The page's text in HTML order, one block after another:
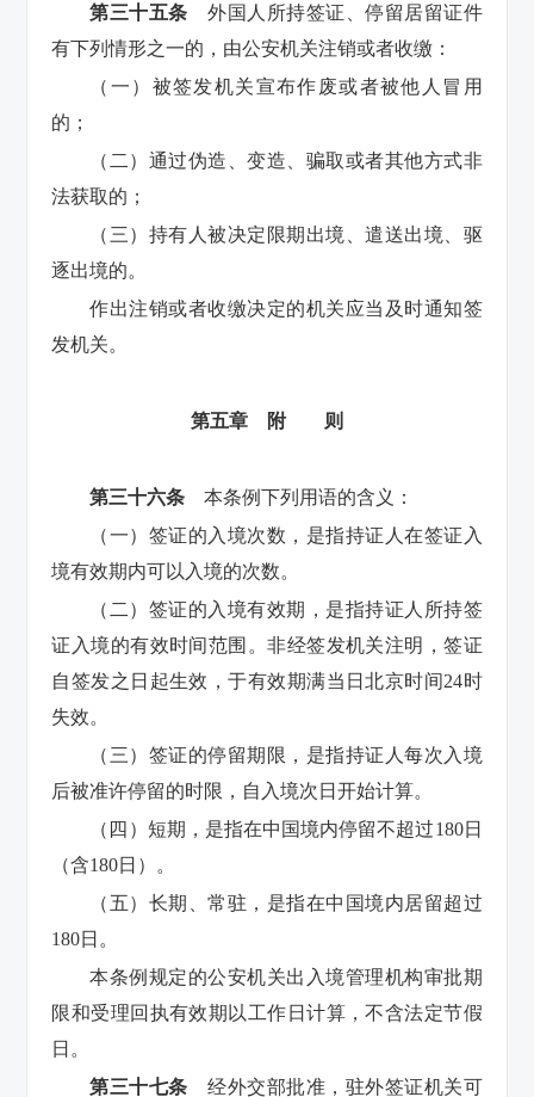
第三十五条 外国人所持签证、停留居留证件
有下列情形之一的，由公安机关注销或者收缴：
（一）被签发机关宣布作废或者被他人冒用
的；
（二）通过伪造、变造、骗取或者其他方式非
法获取的；
（三）持有人被决定限期出境、遣送出境、驱
逐出境的。
作出注销或者收缴决定的机关应当及时通知签
发机关。
第五章 附 则
第三十六条本条例下列用语的含义：
（一）签证的入境次数，是指持证人在签证入
境有效期内可以入境的次数。
（二）签证的入境有效期，是指持证人所持签
证入境的有效时间范围。非经签发机关注明，签证
自签发之日起生效，于有效期满当日北京时间24时
失效。
（三）签证的停留期限，是指持证人每次入境
后被准许停留的时限，自入境次日开始计算。
（四）短期，是指在中国境内停留不超过180日
（含180日）。
（五）长期、常驻，是指在中国境内居留超过
180日。
本条例规定的公安机关出入境管理机构审批期
限和受理回执有效期以工作日计算，不含法定节假
日。
第三十七条经外交部批准，驻外签证机关可